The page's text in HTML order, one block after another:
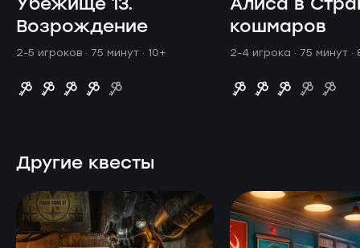
Возрождение
2-5 игроков · 75 минут · 10+
кошмаров
2-4 игрока · 75 минут ·
Другие квесты